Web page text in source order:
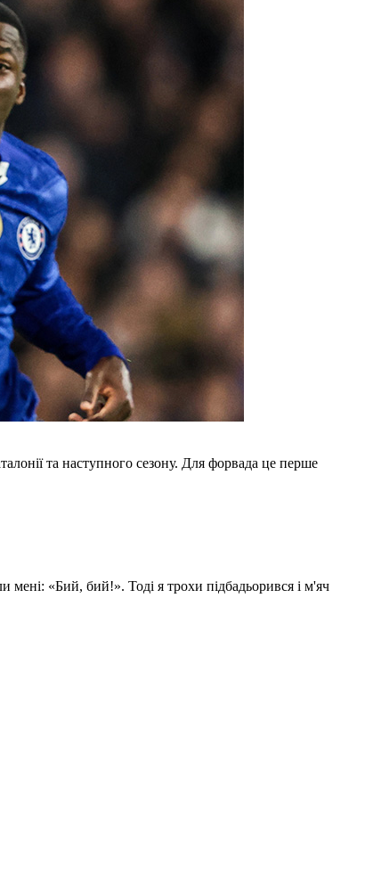
та наступного сезону. Для форвада це перше
«Бий, бий!». Тоді я трохи підбадьорився і м'яч